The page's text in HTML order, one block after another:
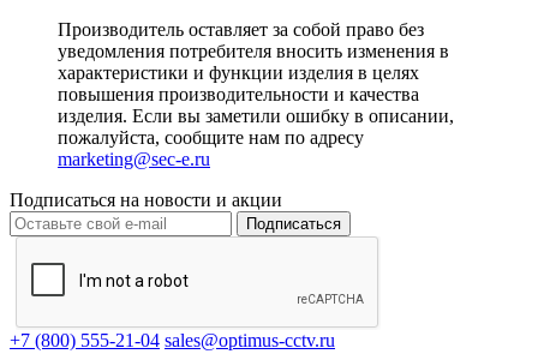
Производитель оставляет за собой право без
уведомления потребителя вносить изменения в
характеристики и функции изделия в целях
повышения производительности и качества
изделия. Если вы заметили ошибку в описании,
пожалуйста, сообщите нам по адресу
marketing@sec-e.ru
Подписаться на новости и акции
Подписаться
+7 (800) 555-21-04 sales@optimus-cctv.ru